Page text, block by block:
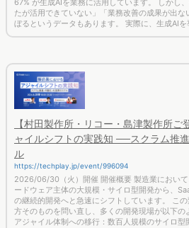
たが活用できていない」「業務改善の成果が出
ぼるというデータもあります。 実際に、生成AI
ャイルシフトの実践知 ──スクラム推
ル
https://techplay.jp/event/996094
2026/06/30（火）開催 開催概要 製造業において
ードウェア主体の大規模・サイロ型開発から、
の継続的開発へと急速にシフトしています。 こ
方そのものを問い直し、多くの開発現場が以下の
アジャイル体制への移行：数百人規模のサイロ型
体となるアジ